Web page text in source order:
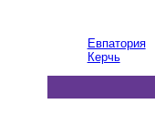
Евпатория
Керчь